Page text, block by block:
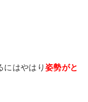
にはやはり 姿勢がと